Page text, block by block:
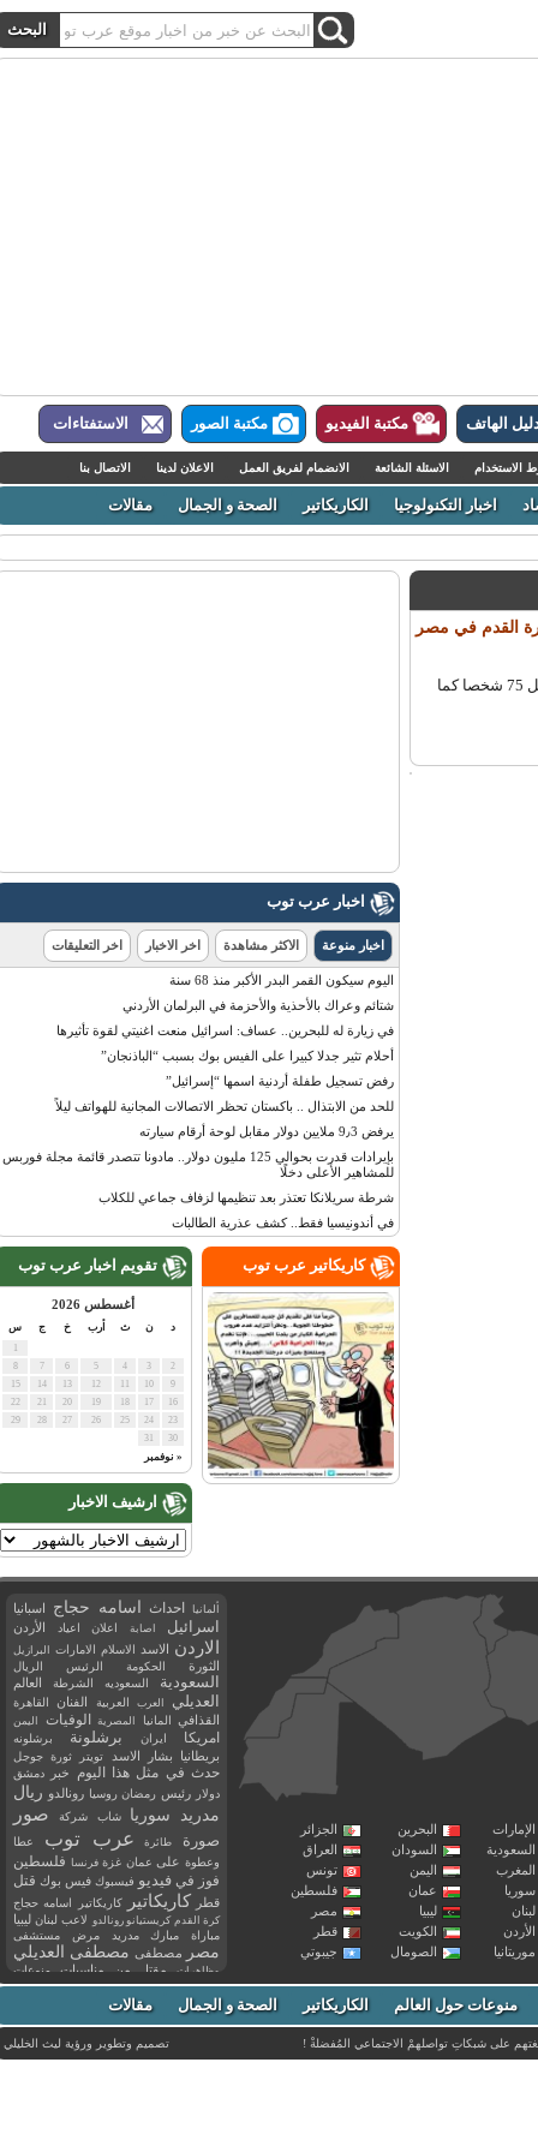
الهاتف مكتبة الفيديو مكتبة الصور الاستفتاءات
الاسئلة الشائعة الانضمام لفريق العمل الاعلان لدينا الاتصال بنا
اخبار التكنولوجيا الكاريكاتير الصحة و الجمال مقالات
كرة القدم في مصر
قال وكيل وزارة الصحة المصرية هشام شيحة إن تقارير مسعفين أفادت بمقتل 75 شخصا كما
اخبار عرب توب
اخبار منوعة الاكثر مشاهدة اخر الاخبار اخر التعليقات
اليوم سيكون القمر البدر الأكبر منذ 68 سنة
شتائم وعراك بالأحذية والأحزمة في البرلمان الأردني
في زيارة له للبحرين.. عساف: اسرائيل منعت اغنيتي لقوة تأثيرها
أحلام تثير جدلا كبيرا على الفيس بوك بسبب “الباذنجان”
رفض تسجيل طفلة أردنية اسمها “إسرائيل”
للحد من الابتذال .. باكستان تحظر الاتصالات المجانية للهواتف ليلاً
يرفض 9٫3 ملايين دولار مقابل لوحة أرقام سيارته
بإيرادات قدرت بحوالي 125 مليون دولار.. مادونا تتصدر قائمة مجلة فوربس
للمشاهير الأعلى دخلًا
شرطة سريلانكا تعتذر بعد تنظيمها لزفاف جماعي للكلاب
في أندونيسيا فقط.. كشف عذرية الطالبات
تقويم اخبار عرب توب
أغسطس 2026
أرب س
« نوفمبر
ارشيف الاخبار
كاريكاتير عرب توب
البحرين
الجزائر
السودان
العراق
اليمن
تونس
عمان
فلسطين
ليبيا
مصر
الكويت
قطر
الصومال جيبوتي
ألمانيا احداث اسامه حجاج اسبانيا
اسرائيل اصابة اعلان اعياد الأردن
الاردن الاسد الاسلام الامارات البرازيل
الثورة الحكومة الرئيس الريال
السعودية السعوديه الشرطة العالم
العديلي العرب العربية الفنان القاهرة
القذافي المانيا المصرية الوفيات اليمن
امريكا ايران برشلونة برشلونه
بريطانيا بشار الاسد تويتر ثورة جوجل
حدث في مثل هذا اليوم خبر دمشق
دولار رئيس رمضان روسيا رونالدو ريال
مدريد
سوريا شاب شركة صور
صورة طائرة عرب توب
عطا
وعطوة على عمان غزة فرنسا فلسطين
فوز في فيديو فيسبوك فيس بوك قتل
قطر كاريكاتير كاريكاتير اسامه حجاج
كرة القدم كريستيانو رونالدو لاعب لبنان ليبيا
مباراة مبارك مدريد مرض مستشفى
مصر مصطفى مصطفى العديلي
مظاهرات مقتل من مناسبات
منوعات
مواليد
موت ميسي ميلان نادي نشر
وفاة وفيات يوتيوب منوعات حول العالم الكاريكاتير الصحة و الجمال مقالات
على شبكاتِ تواصلهمْ الاجتماعي المُفضلةْ ! تصميم وتطوير ورؤيةليث الخليلي